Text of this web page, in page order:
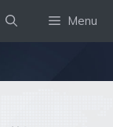
Menu